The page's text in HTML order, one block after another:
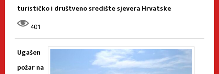
turističko i društveno središte sjevera Hrvatske
401
Ugašen
požar na